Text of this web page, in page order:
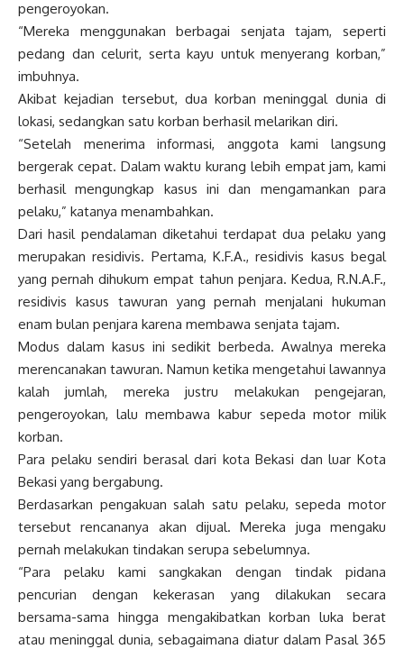
pengeroyokan.
“Mereka menggunakan berbagai senjata tajam, seperti
pedang dan celurit, serta kayu untuk menyerang korban,”
imbuhnya.
Akibat kejadian tersebut, dua korban meninggal dunia di
lokasi, sedangkan satu korban berhasil melarikan diri.
“Setelah menerima informasi, anggota kami langsung
bergerak cepat. Dalam waktu kurang lebih empat jam, kami
berhasil mengungkap kasus ini dan mengamankan para
pelaku,” katanya menambahkan.
Dari hasil pendalaman diketahui terdapat dua pelaku yang
merupakan residivis. Pertama, K.F.A., residivis kasus begal
yang pernah dihukum empat tahun penjara. Kedua, R.N.A.F.,
residivis kasus tawuran yang pernah menjalani hukuman
enam bulan penjara karena membawa senjata tajam.
Modus dalam kasus ini sedikit berbeda. Awalnya mereka
merencanakan tawuran. Namun ketika mengetahui lawannya
kalah jumlah, mereka justru melakukan pengejaran,
pengeroyokan, lalu membawa kabur sepeda motor milik
korban.
Para pelaku sendiri berasal dari kota Bekasi dan luar Kota
Bekasi yang bergabung.
Berdasarkan pengakuan salah satu pelaku, sepeda motor
tersebut rencananya akan dijual. Mereka juga mengaku
pernah melakukan tindakan serupa sebelumnya.
“Para pelaku kami sangkakan dengan tindak pidana
pencurian dengan kekerasan yang dilakukan secara
bersama-sama hingga mengakibatkan korban luka berat
atau meninggal dunia, sebagaimana diatur dalam Pasal 365